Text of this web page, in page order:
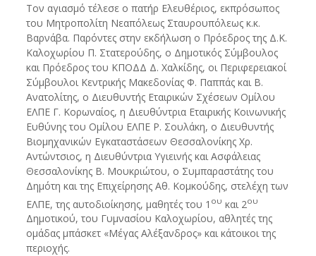
Τον αγιασμό τέλεσε ο πατήρ Ελευθέριος, εκπρόσωπος
του Μητροπολίτη Νεαπόλεως Σταυρουπόλεως κ.κ.
Βαρνάβα. Παρόντες στην εκδήλωση ο Πρόεδρος της Δ.Κ.
Καλοχωρίου Π. Στατερούδης, ο Δημοτικός Σύμβουλος
και Πρόεδρος του ΚΠΟΔΔ Δ. Χαλκίδης, οι Περιφερειακοί
Σύμβουλοι Κεντρικής Μακεδονίας Φ. Παππάς και Β.
Ανατολίτης, ο Διευθυντής Εταιρικών Σχέσεων Ομίλου
ΕΛΠΕ Γ. Κορωναίος, η Διευθύντρια Εταιρικής Κοινωνικής
Ευθύνης του Ομίλου ΕΛΠΕ Ρ. Σουλάκη, ο Διευθυντής
Βιομηχανικών Εγκαταστάσεων Θεσσαλονίκης Χρ.
Αντώντσιος, η Διευθύντρια Υγιεινής και Ασφάλειας
Θεσσαλονίκης Β. Μουκριώτου, ο Συμπαραστάτης του
Δημότη και της Επιχείρησης Αθ. Κομκούδης, στελέχη των
ΕΛΠΕ, της αυτοδιοίκησης, μαθητές του 1 ου και 2ου
Δημοτικού, του Γυμνασίου Καλοχωρίου, αθλητές της
ομάδας μπάσκετ «Μέγας Αλέξανδρος» και κάτοικοι της
περιοχής.